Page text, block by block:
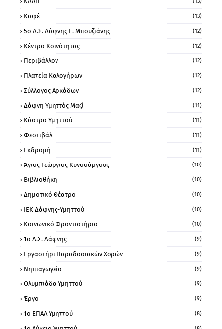
Καφέ (13)
5ο Δ.Σ. Δάφνης Γ. Μπουζιάνης (12)
Κέντρο Κοινότητας (12)
Περιβάλλον (12)
Πλατεία Καλογήρων (12)
Σύλλογος Αρκάδων (12)
Δάφνη Υμηττός Μαζί (11)
Κάστρο Υμηττού (11)
Φεστιβάλ (11)
Εκδρομή (11)
Άγιος Γεώργιος Κυνοσάργους (10)
Βιβλιοθήκη (10)
Δημοτικό Θέατρο (10)
ΙΕΚ Δάφνης-Υμηττού (10)
Κοινωνικό Φροντιστήριο (10)
1ο Δ.Σ. Δάφνης (9)
Εργαστήρι Παραδοσιακών Χορών (9)
Νηπιαγωγείο (9)
Ολυμπιάδα Υμηττού (9)
Έργο (9)
1o ΕΠΑΛ Υμηττού (8)